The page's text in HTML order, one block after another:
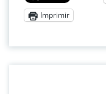
Imprimir